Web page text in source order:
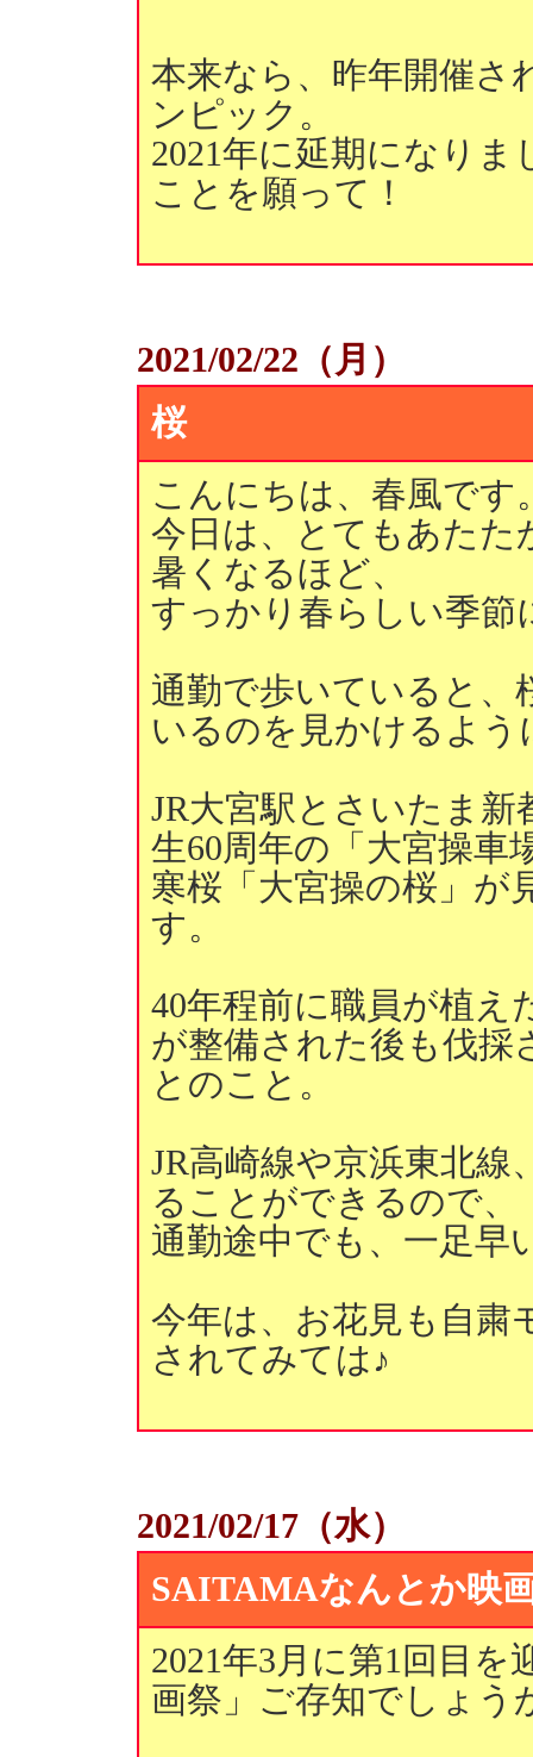
本来なら、昨年開催さ
ンピック。
2021年に延期になり
ことを願って！
2021/02/22（月）
桜
こんにちは、春風です
今日は、とてもあたた
暑くなるほど、
すっかり春らしい季節
通勤で歩いていると、
いるのを見かけるよう
JR大宮駅とさいたま
生60周年の「大宮操車
寒桜「大宮操の桜」が
す。
40年程前に職員が植え
が整備された後も伐採
とのこと。
JR高崎線や京浜東北線
ることができるので、
通勤途中でも、一足早
今年は、お花見も自粛
されてみては♪
2021/02/17（水）
SAITAMAなんとか映
2021年3月に第1回目
画祭」ご存知でしょう